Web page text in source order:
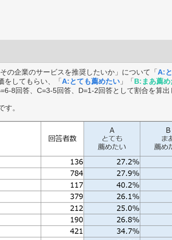
の企業のサービスを推奨したいか」について「A:
をしてもらい、「A:とても薦めたい 」「B:まあ薦め
8回答、C=3-5回答、D=1-2回答として割合を算出
。